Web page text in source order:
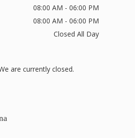
08:00 AM - 06:00 PM
08:00 AM - 06:00 PM
Closed All Day
are currently closed.